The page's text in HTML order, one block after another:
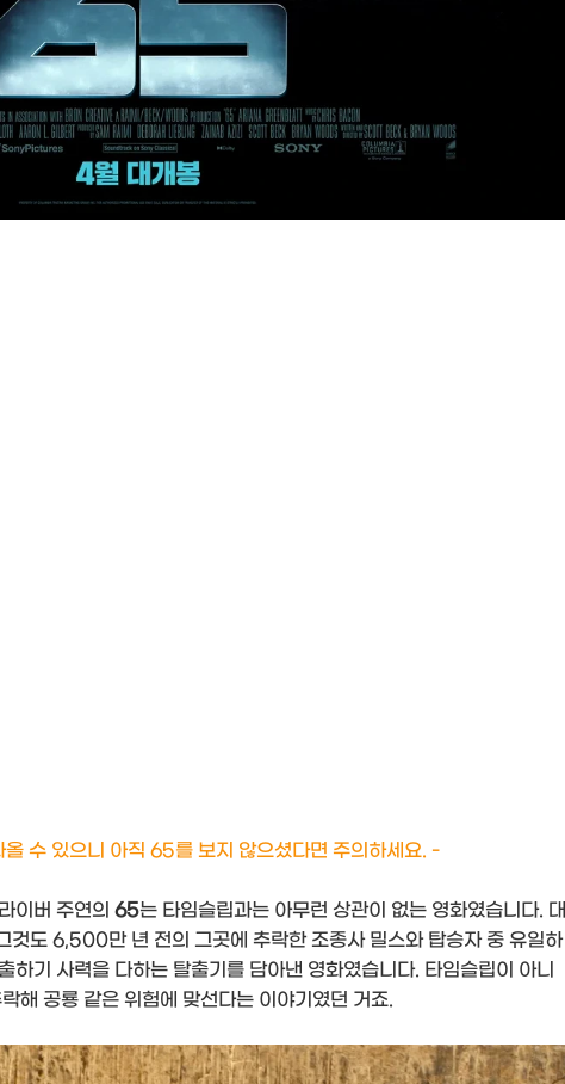
수 있으니 아직 65를 보지 않으셨다면 주의하세요. -
이버 주연의 65는 타임슬립과는 아무런 상관이 없는 영화였습니다. 대
것도 6,500만 년 전의 그곳에 추락한 조종사 밀스와 탑승자 중 유일하
하기 사력을 다하는 탈출기를 담아낸 영화였습니다. 타임슬립이 아니
해 공룡 같은 위험에 맞선다는 이야기였던 거죠.